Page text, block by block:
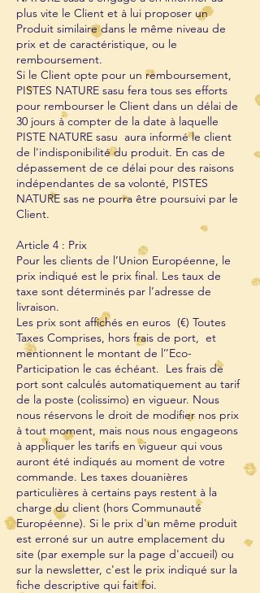
plus vite le Client et à lui proposer un
Produit similaire dans le même niveau de
prix et de caractéristique, ou le
remboursement.
Si le Client opte pour un remboursement,
PISTES NATURE sasu fera tous ses efforts
pour rembourser le Client dans un délai de
30 jours à compter de la date à laquelle
PISTE NATURE sasu aura informé le client
de l'indisponibilité du produit. En cas de
dépassement de ce délai pour des raisons
indépendantes de sa volonté, PISTES
NATURE sas ne pourra être poursuivi par le
Client.
Article 4 : Prix
Pour les clients de l’Union Européenne, le
prix indiqué est le prix final. Les taux de
taxe sont déterminés par l’adresse de
livraison.
Les prix sont affichés en euros (€) Toutes
Taxes Comprises, hors frais de port, et
mentionnent le montant de l’’Eco-
Participation le cas échéant. Les frais de
port sont calculés automatiquement au tarif
de la poste (colissimo) en vigueur. Nous
nous réservons le droit de modifier nos prix
à tout moment, mais nous nous engageons
à appliquer les tarifs en vigueur qui vous
auront été indiqués au moment de votre
commande. Les taxes douanières
particulières à certains pays restent à la
charge du client (hors Communauté
Européenne). Si le prix d'un même produit
est erroné sur un autre emplacement du
site (par exemple sur la page d'accueil) ou
sur la newsletter, c'est le prix indiqué sur la
fiche descriptive qui fait foi.